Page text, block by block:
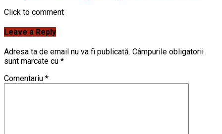
Click to comment
Leave a Reply
Adresa ta de email nu va fi publicată. Câmpurile obligatorii
sunt marcate cu *
Comentariu *